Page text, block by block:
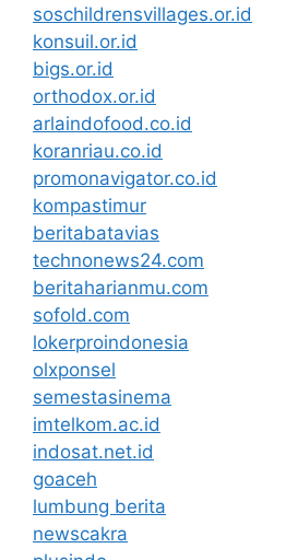
soschildrensvillages.or.id
konsuil.or.id
bigs.or.id
orthodox.or.id
arlaindofood.co.id
koranriau.co.id
promonavigator.co.id
kompastimur
beritabatavias
technonews24.com
beritaharianmu.com
sofold.com
lokerproindonesia
olxponsel
semestasinema
imtelkom.ac.id
indosat.net.id
goaceh
lumbung berita
newscakra